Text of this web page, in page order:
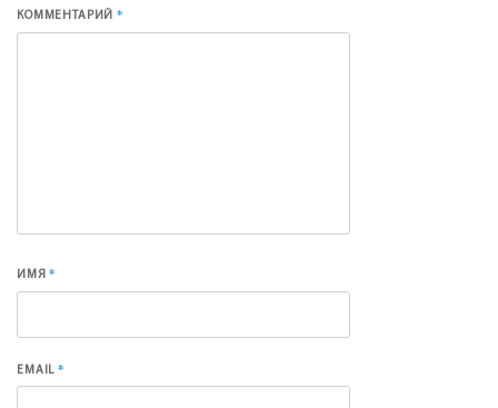
КОММЕНТАРИЙ*
ИМЯ*
EMAIL*